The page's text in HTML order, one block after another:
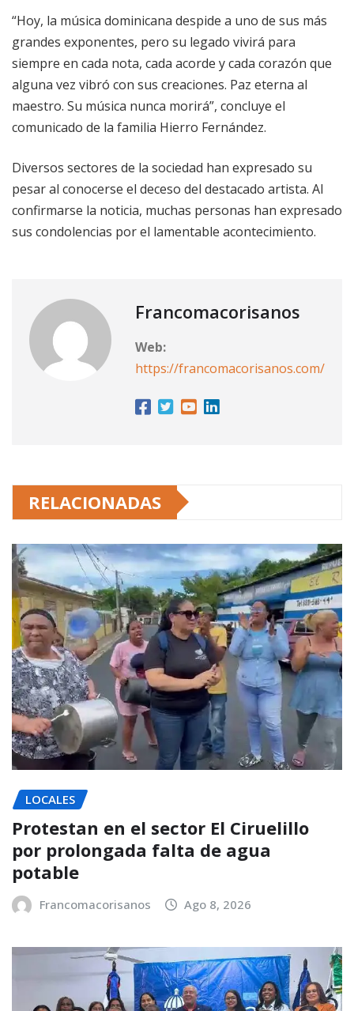
“Hoy, la música dominicana despide a uno de sus más
grandes exponentes, pero su legado vivirá para
siempre en cada nota, cada acorde y cada corazón que
alguna vez vibró con sus creaciones. Paz eterna al
maestro. Su música nunca morirá”, concluye el
comunicado de la familia Hierro Fernández.
Diversos sectores de la sociedad han expresado su
pesar al conocerse el deceso del destacado artista. Al
confirmarse la noticia, muchas personas han expresado
sus condolencias por el lamentable acontecimiento.
Francomacorisanos
Web:
https://francomacorisanos.com/
RELACIONADAS
LOCALES
Protestan en el sector El Ciruelillo
por prolongada falta de agua
potable
Francomacorisanos Ago 8, 2026